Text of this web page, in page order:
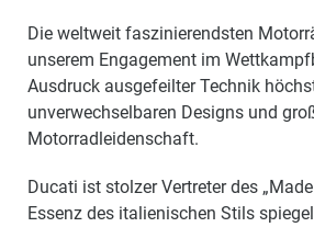
Die weltweit faszinierendsten
unserem Engagement im
Ausdruck ausgefeilter Technik
unverwechselbaren Designs und
Motorradleidenschaft.
Ducati ist stolzer Vertreter des
Essenz des italienischen Stils